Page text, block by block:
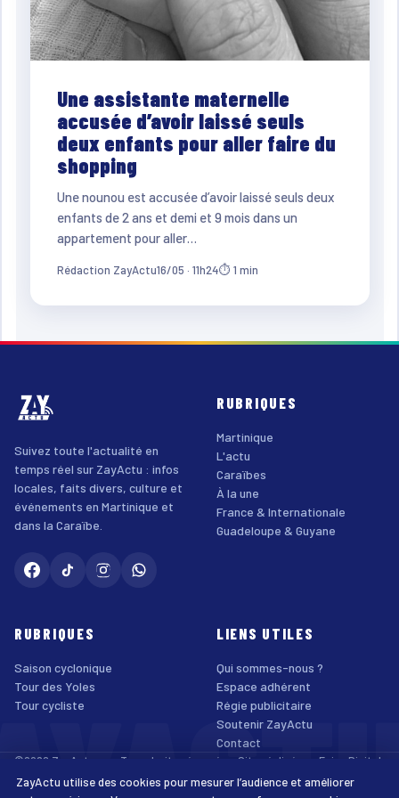
Une assistante maternelle
accusée d’avoir laissé seuls
deux enfants pour aller faire du
shopping
Une nounou est accusée d’avoir laissé seuls deux
enfants de 2 ans et demi et 9 mois dans un
appartement pour aller…
Rédaction ZayActu16/05 · 11h24⏱ 1 min
Suivez toute l'actualité en
temps réel sur ZayActu : infos
locales, faits divers, culture et
événements en Martinique et
dans la Caraïbe.
RUBRIQUES
Martinique
L'actu
Caraïbes
À la une
France & Internationale
Guadeloupe & Guyane
RUBRIQUES
Saison cyclonique
Tour des Yoles
Tour cycliste
LIENS UTILES
Qui sommes-nous ?
Espace adhérent
Régie publicitaire
Soutenir ZayActu
Contact
©2026 ZayActu.org. Tous droits réservés. · Site réalisé par Enjoy Digital
Agency
Mentions légales
Confidentialité Cookies Accessibilité
ZayActu utilise des cookies pour mesurer l’audience et améliorer